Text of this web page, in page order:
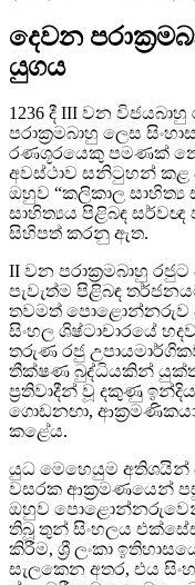
දෙවන
යුගය
1236 දී III වන
පරාක්‍රමබාහු ලෙස
රණශූරයෙකු පමණක්
අවස්ථාව සනිටුහන් කළ
ඔහුව “කලිකාල
සාහිත්‍යය පිළිබඳ
සිහිපත් කරනු ඇත.
II වන පරාක්‍රමබාහු
පැවැත්ම පිළිබඳ
තවමත් පොළොන්නරුව
සිංහල ශිෂ්ටාචාරයේ
තරුණ රජු
තීක්ෂණ බුද්ධියකින් යුක්ත
ප්‍රතිවාදීන් වූ දකුණු
ගොඩනඟා, ආක්‍රමණිකයා
කළේය.
යුධ මෙහෙයුම අතිශයින්
වසරක ආක්‍රමණයෙන්
ඔහුව පොළොන්නරුවෙන්
තිබූ තුන් සිංහලය
කිරීම, ශ්‍රී ලංකා
සැලකෙන අතර, එය